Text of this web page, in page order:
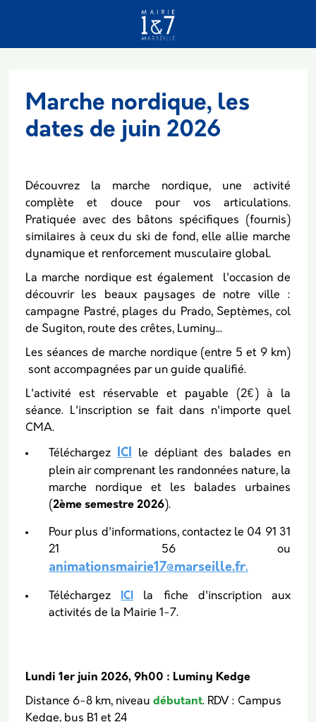
Marche nordique, les
dates de juin 2026
Découvrez la marche nordique, une activité
complète et douce pour vos articulations.
Pratiquée avec des bâtons spécifiques (fournis)
similaires à ceux du ski de fond, elle allie marche
dynamique et renforcement musculaire global.
La marche nordique est également l'occasion de
découvrir les beaux paysages de notre ville :
campagne Pastré, plages du Prado, Septèmes, col
de Sugiton, route des crêtes, Luminy...
Les séances de marche nordique (entre 5 et 9 km)
sont accompagnées par un guide qualifié.
L'activité est réservable et payable (2€) à la
séance. L'inscription se fait dans n'importe quel
CMA.
Téléchargez ICI le dépliant des balades en
plein air comprenant les randonnées nature, la
marche nordique et les balades urbaines
(2ème semestre 2026).
Pour plus d'informations, contactez le 04 91 31
21 56 ou
animationsmairie17@marseille.fr.
Téléchargez ICI
la fiche d'inscription aux
activités de la Mairie 1-7.
Lundi 1er juin 2026, 9h00 : Luminy Kedge
Distance 6-8 km, niveau débutant. RDV : Campus
Kedge, bus B1 et 24